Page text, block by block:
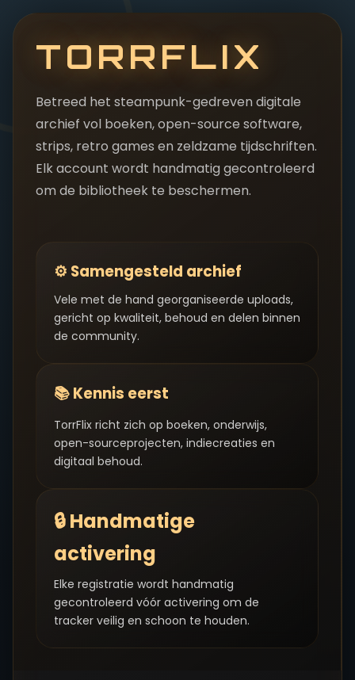
TORRFLIX
Betreed het steampunk-gedreven digitale
archief vol boeken, open-source software,
strips, retro games en zeldzame tijdschriften.
Elk account wordt handmatig gecontroleerd
om de bibliotheek te beschermen.
⚙ Samengesteld archief
Vele met de hand georganiseerde uploads,
gericht op kwaliteit, behoud en delen binnen
de community.
📚 Kennis eerst
TorrFlix richt zich op boeken, onderwijs,
open-sourceprojecten, indiecreaties en
digitaal behoud.
🔒 Handmatige
activering
Elke registratie wordt handmatig
gecontroleerd vóór activering om de
tracker veilig en schoon te houden.